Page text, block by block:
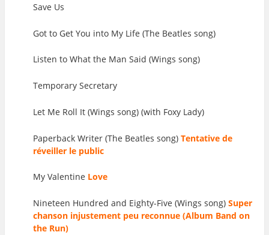
Save Us
Got to Get You into My Life (The Beatles song)
Listen to What the Man Said (Wings song)
Temporary Secretary
Let Me Roll It (Wings song) (with Foxy Lady)
Paperback Writer (The Beatles song) Tentative de
réveiller le public
My Valentine Love
Nineteen Hundred and Eighty-Five (Wings song) Super
chanson injustement peu reconnue (Album Band on
the Run)